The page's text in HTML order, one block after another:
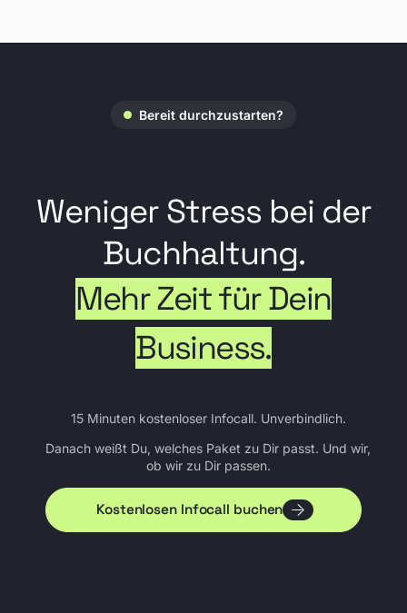
Bereit durchzustarten?
Weniger Stress bei der
Buchhaltung.
Mehr Zeit für Dein
Business.
15 Minuten kostenloser Infocall. Unverbindlich.
Danach weißt Du, welches Paket zu Dir passt. Und wir,
ob wir zu Dir passen.
Kostenlosen Infocall buchen